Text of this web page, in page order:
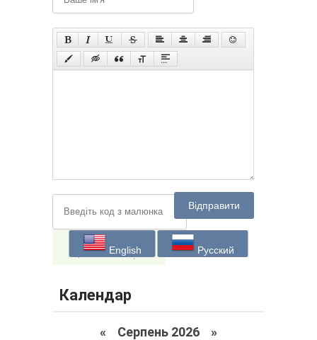
Відправити
English Русский
Календар
« Серпень 2026 »